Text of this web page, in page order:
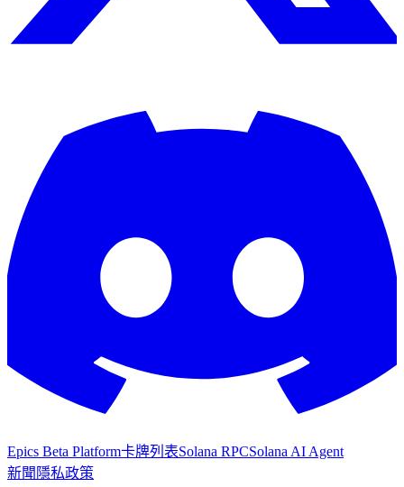
Epics Beta Platform卡牌列表Solana RPCSolana AI Agent
新聞 隱私政策